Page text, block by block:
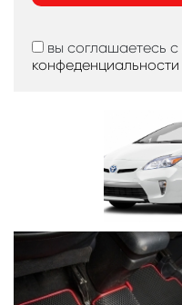
вы соглашаетесь с
конфеденциальности